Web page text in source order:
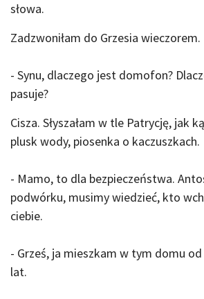
słowa.
Zadzwoniłam do Grzesia wieczorem.
- Synu, dlaczego jest domofon?
pasuje?
Cisza. Słyszałam w tle Patrycję, jak
plusk wody, piosenka o kaczuszkach.
- Mamo, to dla bezpieczeństwa.
podwórku, musimy wiedzieć, kto
ciebie.
- Grześ, ja mieszkam w tym domu
lat.